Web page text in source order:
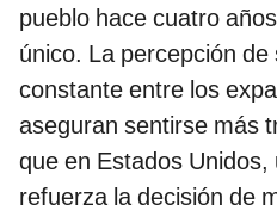
pueblo hace cuatro
único. La percepción
constante entre los
aseguran sentirse más
que en Estados
refuerza la decisión de